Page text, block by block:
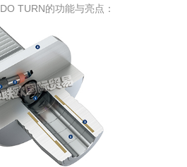
TURN的功能与亮点：